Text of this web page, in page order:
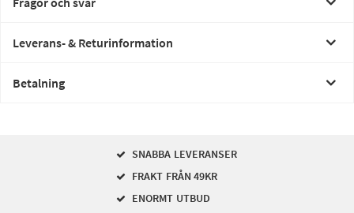
Leverans- & Returinformation
Betalning
SNABBA LEVERANSER
FRAKT FRÅN 49KR
ENORMT UTBUD